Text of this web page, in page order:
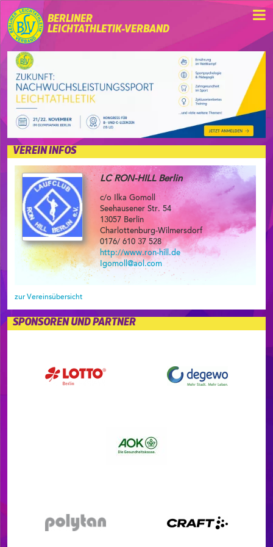
BERLINER
LEICHTATHLETIK-VERBAND
VEREIN INFOS
LC RON-HILL Berlin
c/o Ilka Gomoll
Seehausener Str. 54
13057 Berlin
Charlottenburg-Wilmersdorf
0176/ 610 37 528
http://www.ron-hill.de
Igomoll@aol.com
zur Vereinsübersicht
SPONSOREN UND PARTNER